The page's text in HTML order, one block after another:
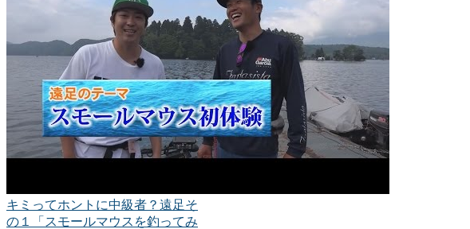
キミってホントに中級者？遠足そ
の１「スモールマウスを釣ってみ